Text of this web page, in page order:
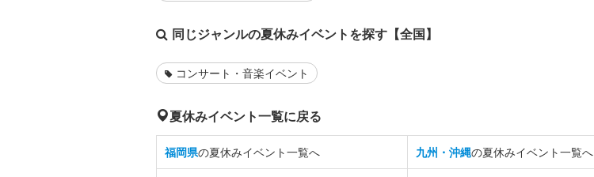
同じジャンルの夏休みイベントを探す【全国】
コンサート・音楽イベント
夏休みイベント一覧に戻る
福岡県の夏休みイベント一覧へ 九州・沖縄の夏休みイベント一覧へ